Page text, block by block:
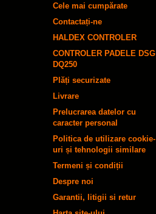
Cele mai cumpărate
Contactați-ne
HALDEX CONTROLER
CONTROLER PADELE DSG
DQ250
Plăți securizate
Livrare
Prelucrarea datelor cu
caracter personal
Politica de utilizare cookie-
uri și tehnologii similare
Termeni și condiții
Despre noi
Garantii, litigii si retur